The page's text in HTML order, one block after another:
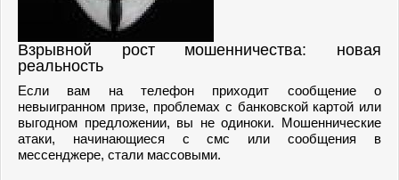
Взрывной рост мошенничества: новая
реальность
Если вам на телефон приходит сообщение о
невыигранном призе, проблемах с банковской картой или
выгодном предложении, вы не одиноки. Мошеннические
атаки, начинающиеся с смс или сообщения в
мессенджере, стали массовыми.